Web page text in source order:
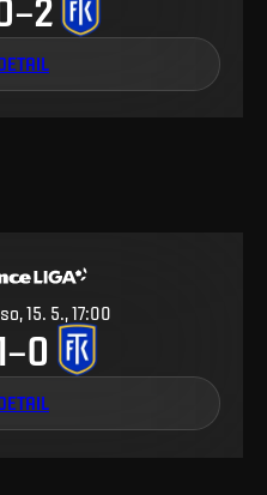
–
so, 15. 5., 17:00
–0